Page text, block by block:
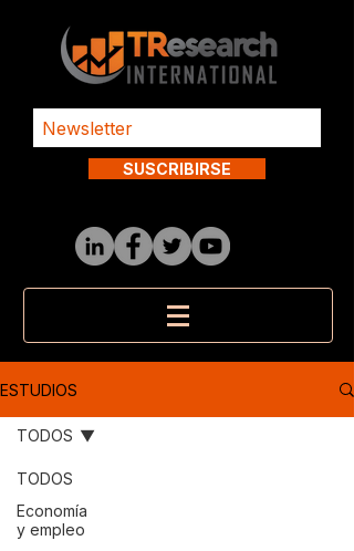
SUSCRIBIRSE
ESTUDIOS
TODOS
Economía
y empleo
TODOS